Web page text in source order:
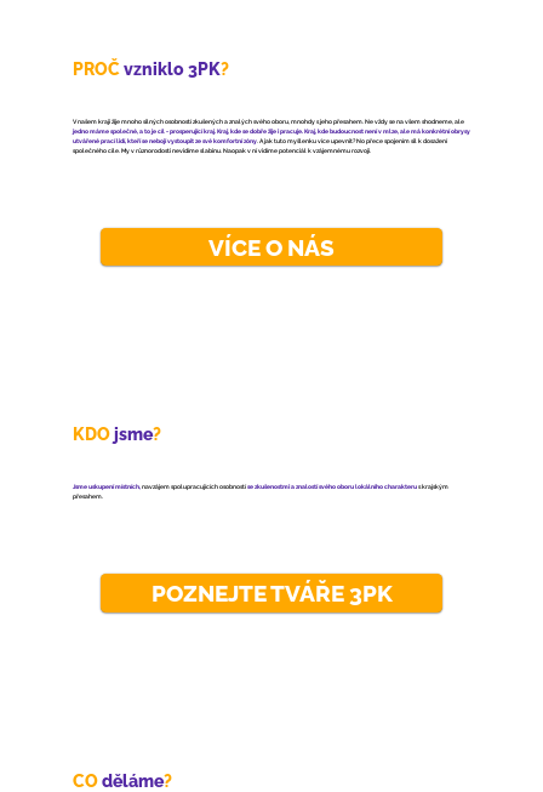
VÍCE O NÁS
V našem kraji žije mnoho silných osobností zkušených a znalých svého oboru, mnohdy s jeho přesahem. Ne vždy se na všem shodneme, ale
jedno máme společné, a to je cíl - prosperující kraj. Kraj, kde se dobře žije i pracuje. Kraj, kde budoucnost není v mlze, ale má konkrétní obrysy
utvářené prací lidí, kteří se nebojí vystoupit ze své komfortní zóny . A jak tuto myšlenku více upevnit? No přece spojením sil k dosažení
společného cíle. My v různorodosti nevidíme slabinu. Naopak v ní vidíme potenciál k vzájemnému rozvoji.
PROČvzniklo 3PK?
POZNEJTE TVÁŘE 3PK
Jsme uskupení místních,navzájem spolupracujících osobnostíse zkušenostmi a znalostí svého oboru lokálního charakterus krajským
přesahem.
KDOjsme?
COděláme?